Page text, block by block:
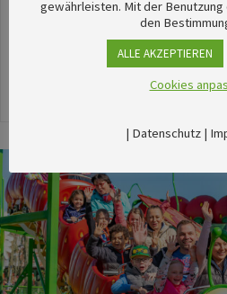
stimmungsvolle
herausgesucht.
gewährleisten. Mit der
den
ALLE AKZEPTIEREN
Cookies
| Datenschutz|